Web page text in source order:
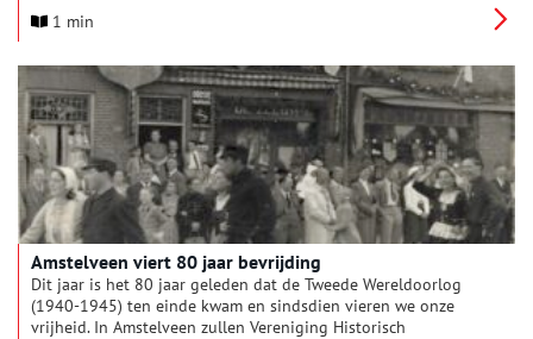
meer uit de collectie van het archief, geven een ongekend
vrede en vrijheid in 1945 en 1946.
1 min
Amstelveen viert 80 jaar bevrijding
Dit jaar is het 80 jaar geleden dat de Tweede Wereldoorlog
(1940-1945) ten einde kwam en sindsdien vieren we onze
vrijheid. In Amstelveen zullen Vereniging Historisch